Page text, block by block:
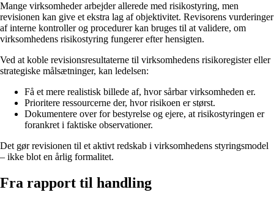
Mange virksomheder arbejder allerede med risikostyring, men
revisionen kan give et ekstra lag af objektivitet. Revisorens vurderinger
af interne kontroller og procedurer kan bruges til at validere, om
virksomhedens risikostyring fungerer efter hensigten.
Ved at koble revisionsresultaterne til virksomhedens risikoregister eller
strategiske målsætninger, kan ledelsen:
Få et mere realistisk billede af, hvor sårbar virksomheden er.
Prioritere ressourcerne der, hvor risikoen er størst.
Dokumentere over for bestyrelse og ejere, at risikostyringen er
forankret i faktiske observationer.
Det gør revisionen til et aktivt redskab i virksomhedens styringsmodel
– ikke blot en årlig formalitet.
Fra rapport til handling